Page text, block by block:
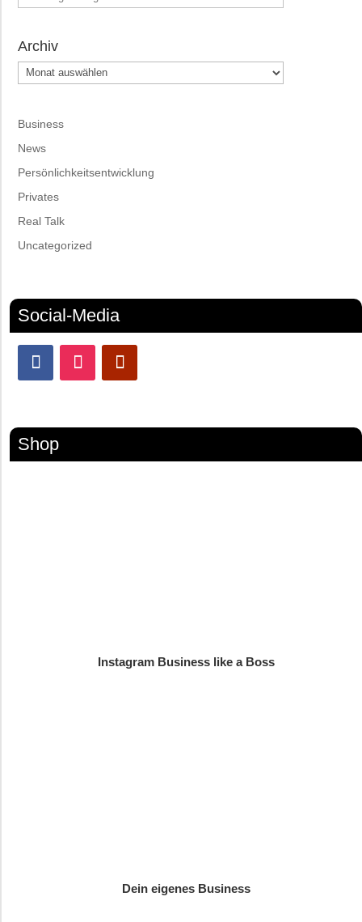
Archiv
Archiv
Business
News
Persönlichkeitsentwicklung
Privates
Real Talk
Uncategorized
Social-Media
Shop
Instagram Business like a Boss
Dein eigenes Business